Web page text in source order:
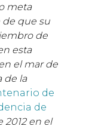
meta
de que su
de
esta
el mar de
de la
de
de
2012 en el